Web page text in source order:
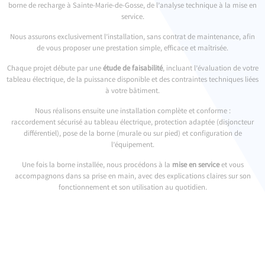
borne de recharge à Sainte-Marie-de-Gosse, de l’analyse technique à la mise en
service.
Nous assurons exclusivement l’installation, sans contrat de maintenance, afin
de vous proposer une prestation simple, efficace et maîtrisée.
Chaque projet débute par uneétude de faisabilité, incluant l’évaluation de votre
tableau électrique, de la puissance disponible et des contraintes techniques liées
à votre bâtiment.
Nous réalisons ensuite une installation complète et conforme :
raccordement sécurisé au tableau électrique, protection adaptée (disjoncteur
différentiel), pose de la borne (murale ou sur pied) et configuration de
l’équipement.
Une fois la borne installée, nous procédons à la mise en serviceet vous
accompagnons dans sa prise en main, avec des explications claires sur son
fonctionnement et son utilisation au quotidien.